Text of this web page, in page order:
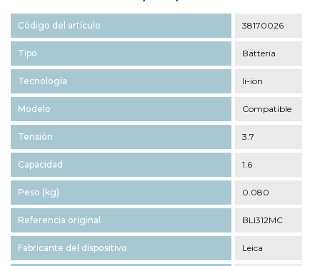
Código del artículo 38170026
Tipo Batteria
Tecnología li-ion
Modelo Compatible
Tensión 3.7
Capacidad 1.6
Peso (kg) 0.080
Referencia original BLI312MC
Fabricante del dispositivo Leica